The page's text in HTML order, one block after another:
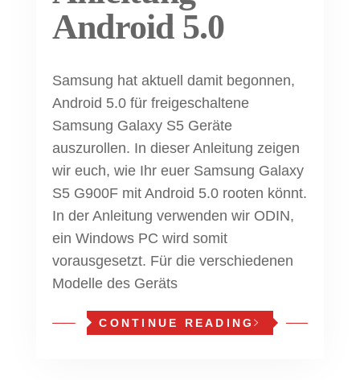
Android 5.0
Samsung hat aktuell damit begonnen,
Android 5.0 für freigeschaltene
Samsung Galaxy S5 Geräte
auszurollen. In dieser Anleitung zeigen
wir euch, wie Ihr euer Samsung Galaxy
S5 G900F mit Android 5.0 rooten könnt.
In der Anleitung verwenden wir ODIN,
ein Windows PC wird somit
vorausgesetzt. Für die verschiedenen
Modelle des Geräts
CONTINUE READING